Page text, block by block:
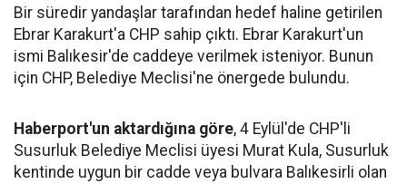
Bir süredir yandaşlar tarafından hedef haline getirilen
Ebrar Karakurt'a CHP sahip çıktı. Ebrar Karakurt'un
ismi Balıkesir'de caddeye verilmek isteniyor. Bunun
için CHP, Belediye Meclisi'ne önergede bulundu.
Haberport'un aktardığına göre, 4 Eylül'de CHP'li
Susurluk Belediye Meclisi üyesi Murat Kula, Susurluk
kentinde uygun bir cadde veya bulvara Balıkesirli olan